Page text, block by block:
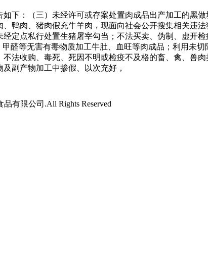
：（三）未经许可或存案处置肉成品出产加工的黑
鸭肉、猪肉假充牛羊肉，现面向社会公开搜集相关违
定点私行处置生猪屠宰勾当；不法买卖、伪制、虚开
醛等无害有毒物质加工牛肚、血旺等肉成品；利用未
法收购、毒死、死因不明或检疫不及格的畜、禽、兽
副产物加工中掺假、以次充好，
有限公司.All Rights Reserved